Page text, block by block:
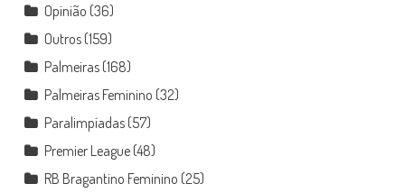
Opinião (36)
Outros(159)
Palmeiras(168)
Palmeiras Feminino (32)
Paralimpíadas(57)
Premier League(48)
RB Bragantino Feminino (25)